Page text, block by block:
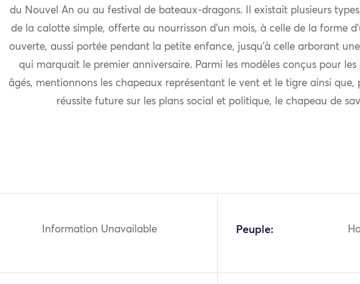
du Nouvel An ou au festival de bateaux-dragons. Il existait plusieurs
de la calotte simple, offerte au nourrisson d’un mois, à celle de la forme
ouverte, aussi portée pendant la petite enfance, jusqu’à celle arborant
qui marquait le premier anniversaire. Parmi les modèles conçus pour les
âgés, mentionnons les chapeaux représentant le vent et le tigre ainsi que,
réussite future sur les plans social et politique, le chapeau de
Information Unavailable Peuple: